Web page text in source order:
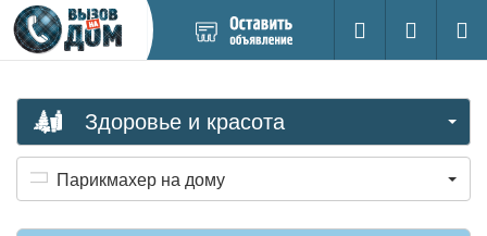
новое
Поиск
Вход на
Здоровье и красота
Парикмахер на дому